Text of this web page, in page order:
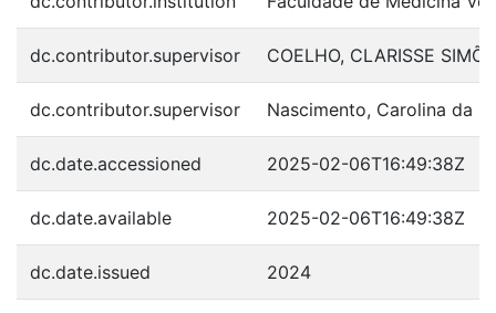
dc.contributor.supervisor COELHO, CLARISSE
dc.contributor.supervisor Nascimento, Carolina da
dc.date.accessioned 2025-02-06T16:49:38Z
dc.date.available 2025-02-06T16:49:38Z
dc.date.issued 2024